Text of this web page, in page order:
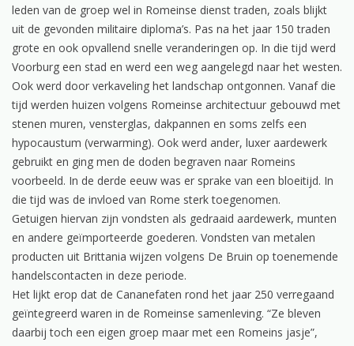
leden van de groep wel in Romeinse dienst traden, zoals blijkt
uit de gevonden militaire diploma’s. Pas na het jaar 150 traden
grote en ook opvallend snelle veranderingen op. In die tijd werd
Voorburg een stad en werd een weg aangelegd naar het westen.
Ook werd door verkaveling het landschap ontgonnen. Vanaf die
tijd werden huizen volgens Romeinse architectuur gebouwd met
stenen muren, vensterglas, dakpannen en soms zelfs een
hypocaustum (verwarming). Ook werd ander, luxer aardewerk
gebruikt en ging men de doden begraven naar Romeins
voorbeeld. In de derde eeuw was er sprake van een bloeitijd. In
die tijd was de invloed van Rome sterk toegenomen.
Getuigen hiervan zijn vondsten als gedraaid aardewerk, munten
en andere geïmporteerde goederen. Vondsten van metalen
producten uit Brittania wijzen volgens De Bruin op toenemende
handelscontacten in deze periode.
Het lijkt erop dat de Cananefaten rond het jaar 250 verregaand
geïntegreerd waren in de Romeinse samenleving. “Ze bleven
daarbij toch een eigen groep maar met een Romeins jasje”,